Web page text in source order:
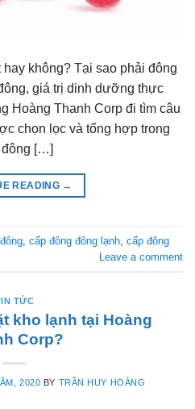
không? Tại sao phải đông
giá trị dinh dưỡng thực
Hoàng Thanh Corp đi tìm câu
chọn lọc và tổng hợp trong
đông […]
READING →
cấp đông đông lạnh cấp đông
Leave a comment
TỨC
kho lạnh tại Hoàng
Corp?
2020 BY TRẦN HUY HOÀNG